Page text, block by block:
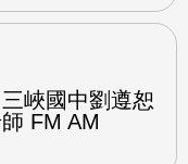
峽國中劉遵恕
FM AM